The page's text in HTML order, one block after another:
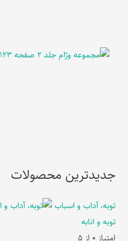
جدیدترین محصولات
توبه، آداب و اسباب
توبه و انابه
امتیاز 0 از 5